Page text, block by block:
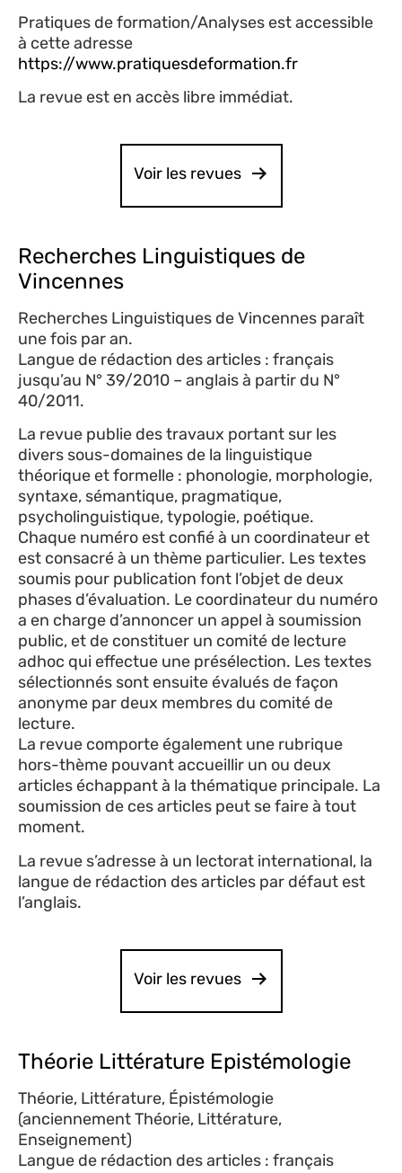
Pratiques de formation/Analyses est accessible
à cette adresse
https://www.pratiquesdeformation.fr
La revue est en accès libre immédiat.
Voir les revues
Recherches Linguistiques de
Vincennes
Recherches Linguistiques de Vincennes paraît
une fois par an.
Langue de rédaction des articles : français
jusqu’au N° 39/2010 – anglais à partir du N°
40/2011.
La revue publie des travaux portant sur les
divers sous-domaines de la linguistique
théorique et formelle : phonologie, morphologie,
syntaxe, sémantique, pragmatique,
psycholinguistique, typologie, poétique.
Chaque numéro est confié à un coordinateur et
est consacré à un thème particulier. Les textes
soumis pour publication font l’objet de deux
phases d’évaluation. Le coordinateur du numéro
a en charge d’annoncer un appel à soumission
public, et de constituer un comité de lecture
adhoc qui effectue une présélection. Les textes
sélectionnés sont ensuite évalués de façon
anonyme par deux membres du comité de
lecture.
La revue comporte également une rubrique
hors-thème pouvant accueillir un ou deux
articles échappant à la thématique principale. La
soumission de ces articles peut se faire à tout
moment.
La revue s’adresse à un lectorat international, la
langue de rédaction des articles par défaut est
l’anglais.
Voir les revues
Théorie Littérature Epistémologie
Théorie, Littérature, Épistémologie
(anciennement Théorie, Littérature,
Enseignement)
Langue de rédaction des articles : français